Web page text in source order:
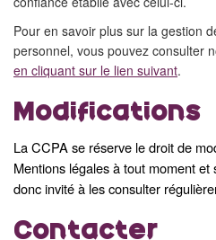
Pour en savoir plus sur la gestion
personnel, vous pouvez consulter
en cliquant sur le lien suivant.
Modifications
La CCPA se réserve le droit de
Mentions légales à tout moment et
donc invité à les consulter
Contacter